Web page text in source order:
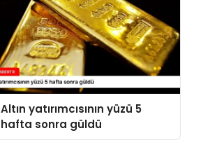
Altın yatırımcısının yüzü 5
hafta sonra güldü